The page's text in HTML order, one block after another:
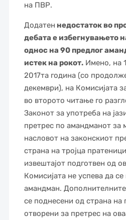
на ПВР.
Додатен недостаток во
дебата е избегнувањето
однос на 90 предлог
истек на рокот.Имено, на
2017та година (со
декември), на Комисијата
во второто читање го
Законот за употреба на
претрес по амандманот за
насловот на законскиот
страна на тројца
извештајот подготвен од
Комисијата не успева да
амандман.
се поднесени од страна на
отворени за претрес на